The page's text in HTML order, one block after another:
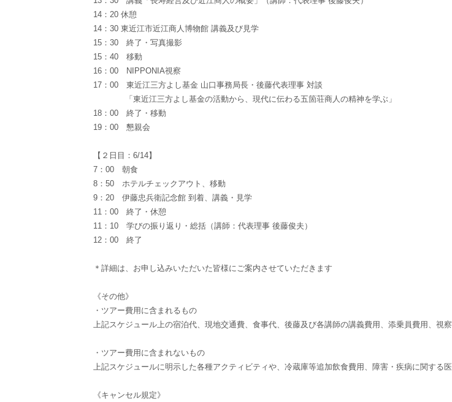
14：20 休憩
14：30 東近江市近江商人博物館 講義及び見学
15：30 終了・写真撮影
15：40 移動
16：00 NIPPONIA視察
17：00 東近江三方よし基金 山口事務局長・後藤代表理事 対談
「東近江三方よし基金の活動から、現代に伝わる五箇荘商人の精神を学ぶ」
18：00 終了・移動
19：00 懇親会
【２日目：6/14】
7：00 朝食
8：50 ホテルチェックアウト、移動
9：20 伊藤忠兵衛記念館 到着、講義・見学
11：00 終了・休憩
11：10 学びの振り返り・総括（講師：代表理事 後藤俊夫）
12：00 終了
＊詳細は、お申し込みいただいた皆様にご案内させていただきます
《その他》
・ツアー費用に含まれるもの
上記スケジュール上の宿泊代、現地交通費、食事代、後藤及び各講師の講義費用、添乗員費用、視
・ツアー費用に含まれないもの
上記スケジュールに明示した各種アクティビティや、冷蔵庫等追加飲食費用、障害・疾病に関する
《キャンセル規定》